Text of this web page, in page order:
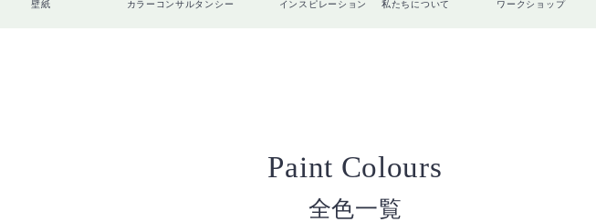
壁紙 カラーコンサルタンシー インスピレーション 私たちについて ワークショップ
Paint Colours
全色一覧